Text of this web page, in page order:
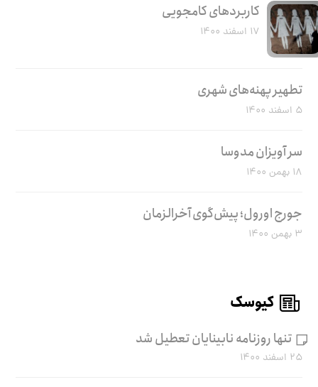
کاربرد‌های کامجویی
۱۷ اسفند ۱۴۰۰
تطهیر پهنه‌های شهری
۵ اسفند ۱۴۰۰
سر آویزان مدوسا
۱۸ بهمن ۱۴۰۰
جورج اورول؛ پیش‌گوی آخرالزمان
۳ بهمن ۱۴۰۰
کیوسک
تنها روزنامه نابینایان تعطیل شد
۲۵ اسفند ۱۴۰۰